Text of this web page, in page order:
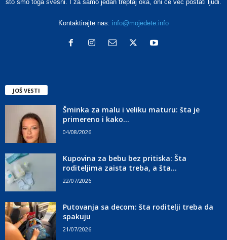
što smo toga svesni. I za samo jedan treptaj oka, oni će već postati ljudi.
Kontaktirajte nas: info@mojedete.info
JOŠ VESTI
Šminka za malu i veliku maturu: šta je
primereno i kako...
04/08/2026
Kupovina za bebu bez pritiska: Šta
roditeljima zaista treba, a šta...
22/07/2026
Putovanja sa decom: šta roditelji treba da
spakuju
21/07/2026